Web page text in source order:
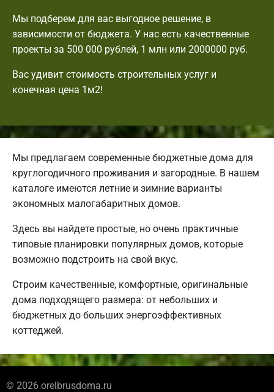
Мы подберем для вас выгодное решение, в
зависимости от бюджета. У нас есть качественные
проекты за 500 000 рублей, 1 млн или 2000000 руб.
Вас удивит стоимость строительных услуг и
конечная цена 1м2!
Мы предлагаем современные бюджетные дома для
круглогодичного проживания и загородные. В нашем
каталоге имеются летние и зимние варианты
экономных малогабаритных домов.
Здесь вы найдете простые, но очень практичные
типовые планировки популярных домов, которые
возможно подстроить на свой вкус.
Строим качественные, комфортные, оригинальные
дома подходящего размера: от небольших и
бюджетных до больших энергоэффективных
коттеджей.
© 2026 orelbrusdoma.ru